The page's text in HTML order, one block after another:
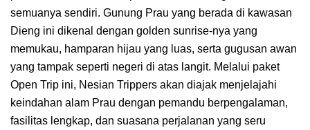
semuanya sendiri. Gunung Prau yang berada di kawasan
Dieng ini dikenal dengan golden sunrise-nya yang
memukau, hamparan hijau yang luas, serta gugusan awan
yang tampak seperti negeri di atas langit. Melalui paket
Open Trip ini, Nesian Trippers akan diajak menjelajahi
keindahan alam Prau dengan pemandu berpengalaman,
fasilitas lengkap, dan suasana perjalanan yang seru